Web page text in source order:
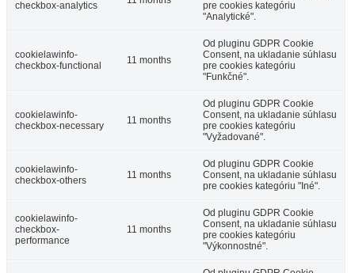
checkbox-analytics
pre cookies kategóriu
"Analytické".
cookielawinfo-
checkbox-functional
11 months
Od pluginu GDPR Cookie
Consent, na ukladanie súhlasu
pre cookies kategóriu
"Funkčné".
cookielawinfo-
checkbox-necessary
11 months
Od pluginu GDPR Cookie
Consent, na ukladanie súhlasu
pre cookies kategóriu
"Vyžadované".
cookielawinfo-
checkbox-others
11 months
Od pluginu GDPR Cookie
Consent, na ukladanie súhlasu
pre cookies kategóriu "Iné".
cookielawinfo-
checkbox-
performance
11 months
Od pluginu GDPR Cookie
Consent, na ukladanie súhlasu
pre cookies kategóriu
"Výkonnostné".